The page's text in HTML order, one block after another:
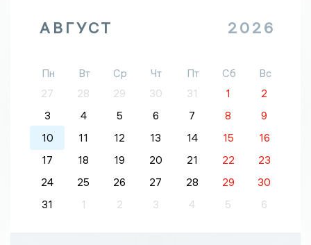
АВГУСТ 2026
Пн Вт Ср Чт Пт Сб
Вс
27
28 29 30 31 1
2
3
4 5 6 7 8
9
10
11 12 13 14 15
16
17
18 19 20 21 22
23
24
25 26 27 28 29
30
31
1 2 3 4 5 6